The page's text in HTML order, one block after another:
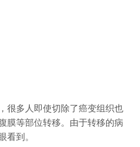
很多人即使切除了癌变组织也
膜等部位转移。由于转移的病
看到。